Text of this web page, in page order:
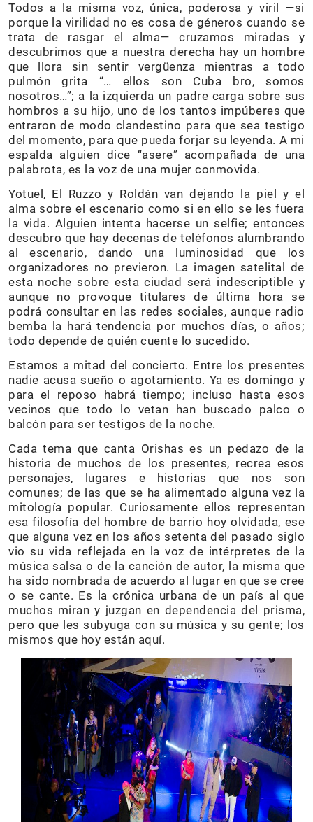
Todos a la misma voz, única, poderosa y viril —si
porque la virilidad no es cosa de géneros cuando se
trata de rasgar el alma— cruzamos miradas y
descubrimos que a nuestra derecha hay un hombre
que llora sin sentir vergüenza mientras a todo
pulmón grita “… ellos son Cuba bro, somos
nosotros…”; a la izquierda un padre carga sobre sus
hombros a su hijo, uno de los tantos impúberes que
entraron de modo clandestino para que sea testigo
del momento, para que pueda forjar su leyenda. A mi
espalda alguien dice “asere” acompañada de una
palabrota, es la voz de una mujer conmovida.
Yotuel, El Ruzzo y Roldán van dejando la piel y el
alma sobre el escenario como si en ello se les fuera
la vida. Alguien intenta hacerse un selfie; entonces
descubro que hay decenas de teléfonos alumbrando
al escenario, dando una luminosidad que los
organizadores no previeron. La imagen satelital de
esta noche sobre esta ciudad será indescriptible y
aunque no provoque titulares de última hora se
podrá consultar en las redes sociales, aunque radio
bemba la hará tendencia por muchos días, o años;
todo depende de quién cuente lo sucedido.
Estamos a mitad del concierto. Entre los presentes
nadie acusa sueño o agotamiento. Ya es domingo y
para el reposo habrá tiempo; incluso hasta esos
vecinos que todo lo vetan han buscado palco o
balcón para ser testigos de la noche.
Cada tema que canta Orishas es un pedazo de la
historia de muchos de los presentes, recrea esos
personajes, lugares e historias que nos son
comunes; de las que se ha alimentado alguna vez la
mitología popular. Curiosamente ellos representan
esa filosofía del hombre de barrio hoy olvidada, ese
que alguna vez en los años setenta del pasado siglo
vio su vida reflejada en la voz de intérpretes de la
música salsa o de la canción de autor, la misma que
ha sido nombrada de acuerdo al lugar en que se cree
o se cante. Es la crónica urbana de un país al que
muchos miran y juzgan en dependencia del prisma,
pero que les subyuga con su música y su gente; los
mismos que hoy están aquí.